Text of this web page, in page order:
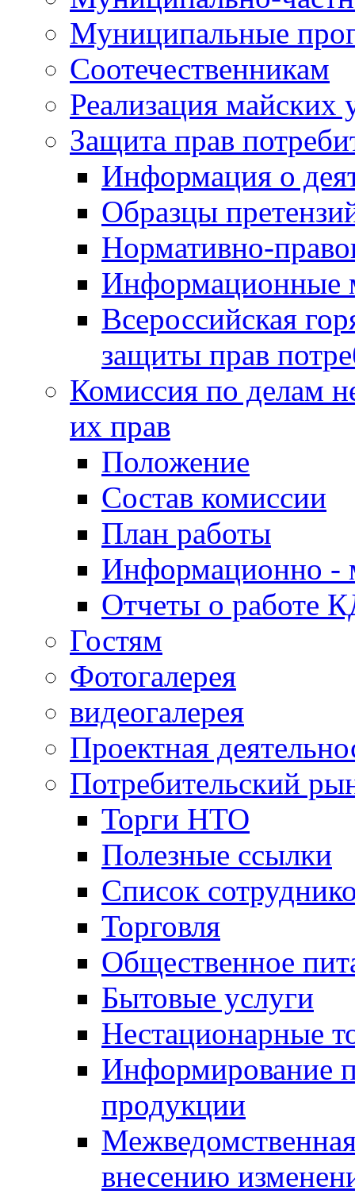
Муниципальные
Соотечественникам
Реализация майских
Защита прав
Информация о
Образцы
Нормативно-
Информационные
Всероссийская
защиты прав
Комиссия по делам
их прав
Положение
Состав комиссии
План работы
Информационно -
Отчеты о работе
Гостям
Фотогалерея
видеогалерея
Проектная
Потребительский
Торги НТО
Полезные ссылки
Список
Торговля
Общественное
Бытовые услуги
Нестационарные
Информирование
продукции
внесению